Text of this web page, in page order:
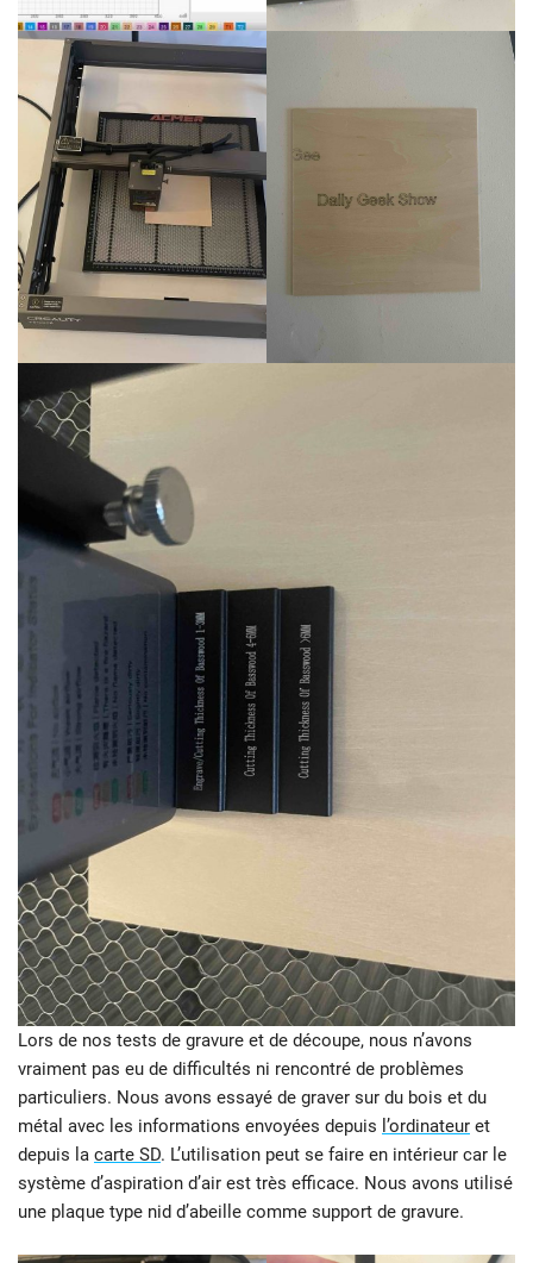
Lors de nos tests de gravure et de découpe, nous n’avons
vraiment pas eu de difficultés ni rencontré de problèmes
particuliers. Nous avons essayé de graver sur du bois et du
métal avec les informations envoyées depuis l’ordinateur et
depuis la carte SD. L’utilisation peut se faire en intérieur car le
système d’aspiration d’air est très efficace. Nous avons utilisé
une plaque type nid d’abeille comme support de gravure.